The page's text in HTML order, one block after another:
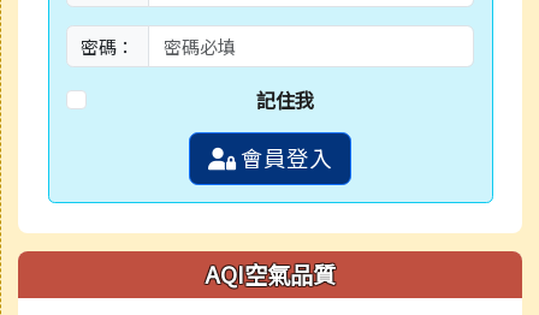
密碼：
記住我
會員登入
AQI空氣品質